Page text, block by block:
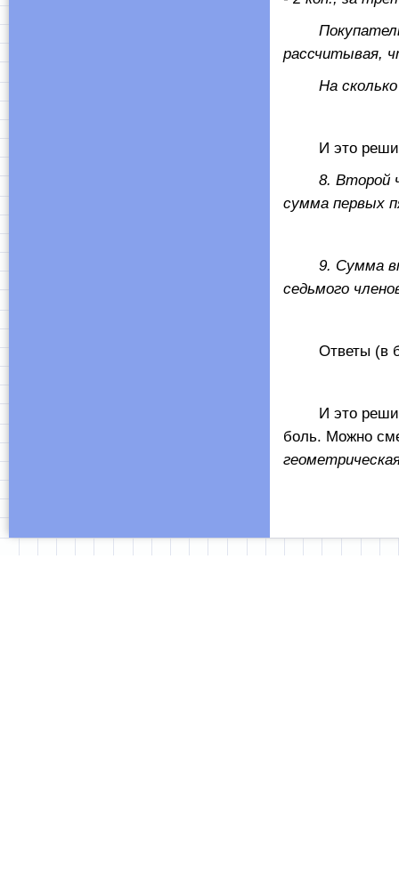
Покупатель,
рассчитывая,
На сколько
И это
8. Второй
сумма первых
9. Сумма
седьмого
Ответы (в
И это
боль. Можно